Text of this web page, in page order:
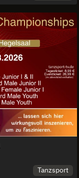
Tanzsport